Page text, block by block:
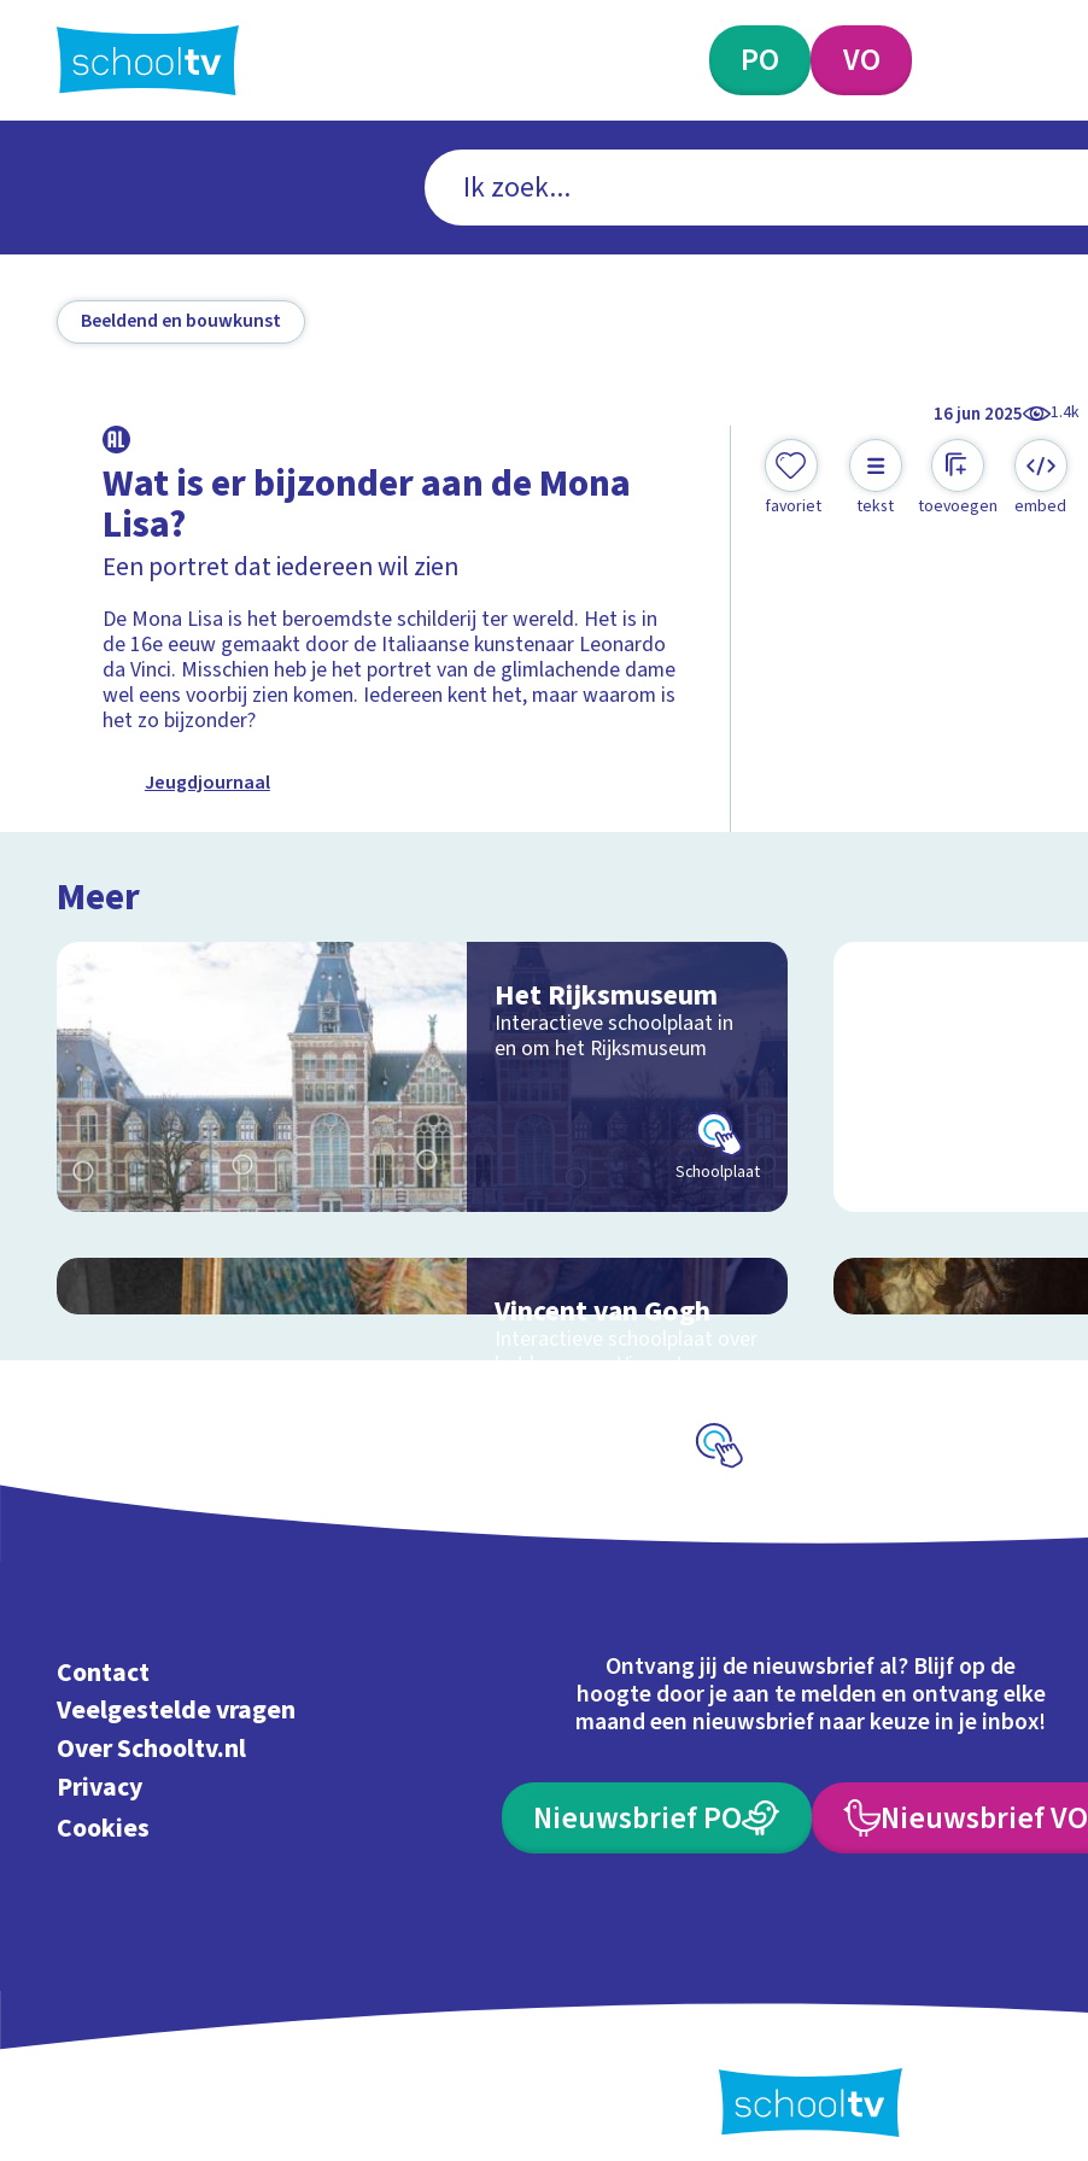
hoofdinhoud
PO VO
Beeldend en bouwkunst
16 jun 2025 1.4k
Wat is er bijzonder aan de Mona
Lisa?
Een portret dat iedereen wil zien
De Mona Lisa is het beroemdste schilderij ter wereld. Het is in
de 16e eeuw gemaakt door de Italiaanse kunstenaar Leonardo
da Vinci. Misschien heb je het portret van de glimlachende dame
wel eens voorbij zien komen. Iedereen kent het, maar waarom is
het zo bijzonder?
Jeugdjournaal
favoriet tekst toevoegen embed
Meer
Het Rijksmuseum
Interactieve schoolplaat in
en om het Rijksmuseum
Schoolplaat
Vincent van Gogh
Interactieve schoolplaat over
het leven van Vincent van
Contact
Veelgestelde vragen
Over Schooltv.nl
Privacy
Cookies
Ontvang jij de nieuwsbrief al? Blijf op de
hoogte door je aan te melden en ontvang elke
maand een nieuwsbrief naar keuze in je inbox!
Nieuwsbrief PO Nieuwsbrief VO